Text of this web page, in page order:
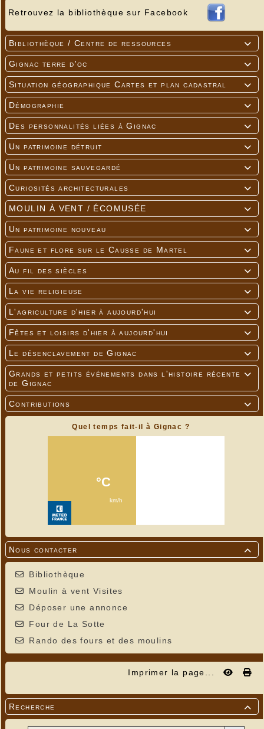
Retrouvez la bibliothèque sur Facebook

Bibliothèque / Centre de ressources

Gignac terre d'oc

Situation géographique Cartes et plan cadastral

Démographie

Des personnalités liées à Gignac

Un patrimoine détruit

Un patrimoine sauvegardé

Curiosités architecturales

MOULIN À VENT / ÉCOMUSÉE

Un patrimoine nouveau

Faune et flore sur le Causse de Martel

Au fil des siècles

La vie religieuse

L'agriculture d'hier à aujourd'hui

Fêtes et loisirs d'hier à aujourd'hui

Le désenclavement de Gignac

Grands et petits événements dans l'histoire récente
de Gignac

Contributions
Quel temps fait-il à Gignac ?

Nous contacter
Bibliothèque
Moulin à vent Visites
Déposer une annonce
Four de La Sotte
Rando des fours et des moulins
Imprimer la page...

Recherche